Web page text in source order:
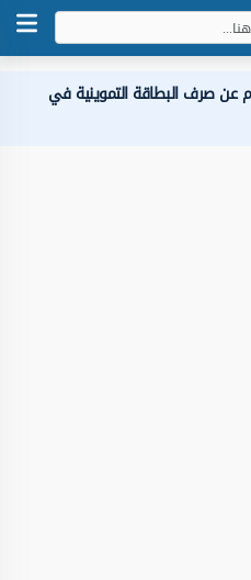
عن صرف البطاقة التموينية في